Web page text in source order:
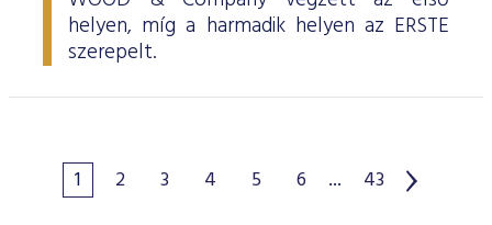
helyen, míg a harmadik helyen az ERSTE
szerepelt.
1 2 3 4 5 6 ... 43